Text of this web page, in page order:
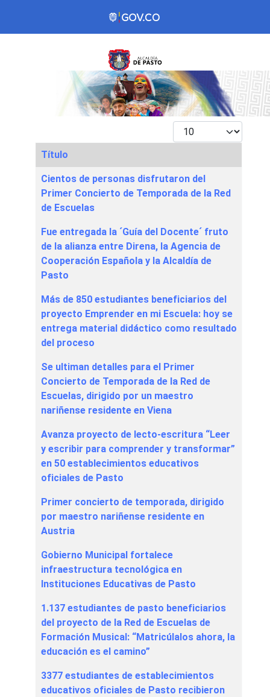
Mostrar #
Articles
Título
Cientos de personas disfrutaron del
Primer Concierto de Temporada de la Red
de Escuelas
Fue entregada la ´Guía del Docente´ fruto
de la alianza entre Direna, la Agencia de
Cooperación Española y la Alcaldía de
Pasto
Más de 850 estudiantes beneficiarios del
proyecto Emprender en mi Escuela: hoy se
entrega material didáctico como resultado
del proceso
Se ultiman detalles para el Primer
Concierto de Temporada de la Red de
Escuelas, dirigido por un maestro
nariñense residente en Viena
Avanza proyecto de lecto-escritura “Leer
y escribir para comprender y transformar”
en 50 establecimientos educativos
oficiales de Pasto
Primer concierto de temporada, dirigido
por maestro nariñense residente en
Austria
Gobierno Municipal fortalece
infraestructura tecnológica en
Instituciones Educativas de Pasto
1.137 estudiantes de pasto beneficiarios
del proyecto de la Red de Escuelas de
Formación Musical: “Matricúlalos ahora, la
educación es el camino”
3377 estudiantes de establecimientos
educativos oficiales de Pasto recibieron